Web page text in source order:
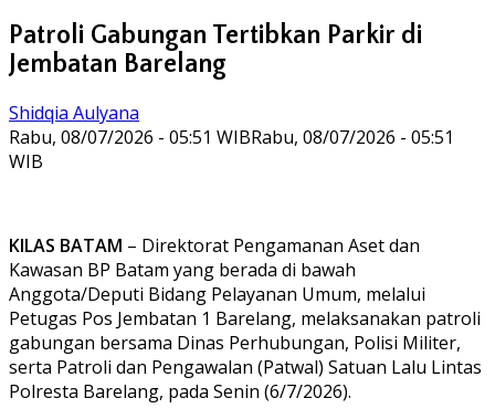
Patroli Gabungan Tertibkan Parkir di
Jembatan Barelang
Shidqia Aulyana
Rabu, 08/07/2026 - 05:51 WIBRabu, 08/07/2026 - 05:51
WIB
KILAS BATAM – Direktorat Pengamanan Aset dan
Kawasan BP Batam yang berada di bawah
Anggota/Deputi Bidang Pelayanan Umum, melalui
Petugas Pos Jembatan 1 Barelang, melaksanakan patroli
gabungan bersama Dinas Perhubungan, Polisi Militer,
serta Patroli dan Pengawalan (Patwal) Satuan Lalu Lintas
Polresta Barelang, pada Senin (6/7/2026).